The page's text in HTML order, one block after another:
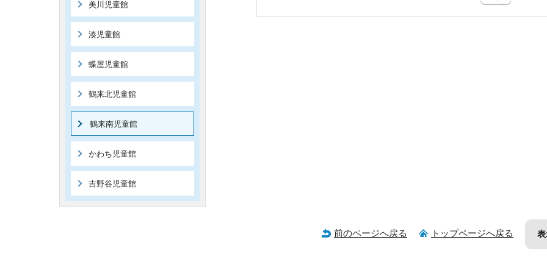
美川児童館
湊児童館
蝶屋児童館
鶴来北児童館
鶴来南児童館
かわち児童館
吉野谷児童館
前のページへ戻る トップページへ戻る